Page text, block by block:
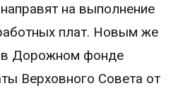
на выполнение
плат. Новым же
в Дорожном фонде
Верховного Совета от